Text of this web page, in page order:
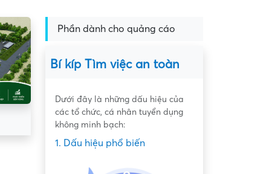
Phần dành cho quảng cáo
Bí kíp Tìm việc an toàn
Dưới đây là những dấu hiệu của
các tổ chức, cá nhân tuyển dụng
không minh bạch:
1. Dấu hiệu phổ biến